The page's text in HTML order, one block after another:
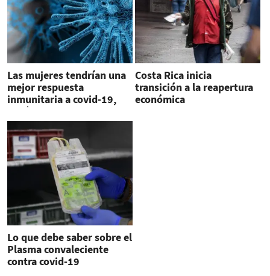
Las mujeres tendrían una
mejor respuesta
inmunitaria a covid-19,
según un estudio
Costa Rica inicia
transición a la reapertura
económica
Lo que debe saber sobre el
Plasma convaleciente
contra covid-19